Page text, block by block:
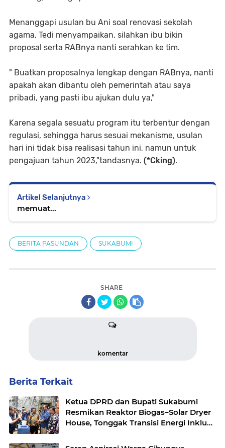
Menanggapi usulan bu Ani soal renovasi sekolah
agama, Tedi menyampaikan, silahkan ibu bikin
proposal serta RABnya nanti serahkan ke tim.
" Buatkan proposalnya lengkap dengan RABnya, nanti
apakah akan dibantu oleh pemerintah atau saya
pribadi, yang pasti ibu ajukan dulu ya,"
Karena segala sesuatu program itu terbentur dengan
regulasi, sehingga harus sesuai mekanisme, usulan
hari ini tidak bisa realisasi tahun ini, namun untuk
pengajuan tahun 2023,"tandasnya. (*Cking).
Artikel Selanjutnya
memuat...
BERITA PASUNDAN SUKABUMI
SHARE
komentar
Berita Terkait
Ketua DPRD dan Bupati Sukabumi
Resmikan Reaktor Biogas–Solar Dryer
House, Tonggak Transisi Energi Inklusif